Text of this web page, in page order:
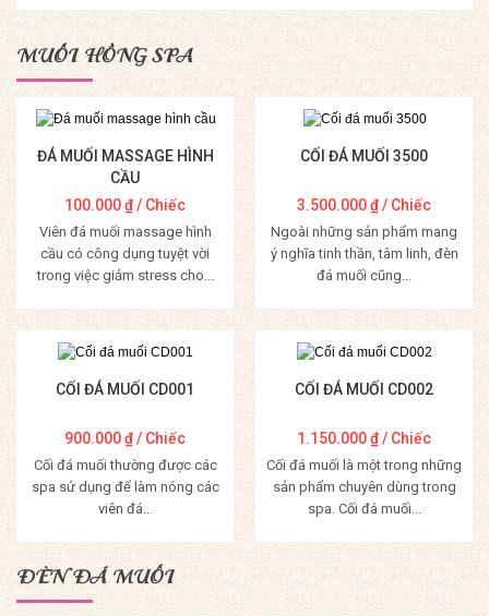
MUỐI HỒNG SPA
ĐÁ MUỐI MASSAGE HÌNH
CẦU
100.000₫/ Chiếc
Viên đá muối massage hình
cầu có công dụng tuyệt vời
trong việc giảm stress cho...
Mua Hàng
CỐI ĐÁ MUỐI 3500
3.500.000₫/ Chiếc
Ngoài những sản phẩm mang
ý nghĩa tinh thần, tâm linh, đèn
đá muối cũng...
Mua Hàng
CỐI ĐÁ MUỐI CD001
900.000₫/ Chiếc
Cối đá muối thường được các
spa sử dụng để làm nóng các
viên đá...
Mua Hàng
CỐI ĐÁ MUỐI CD002
1.150.000₫/ Chiếc
Cối đá muối là một trong những
sản phẩm chuyên dùng trong
spa. Cối đá muối...
Mua Hàng
ĐÈN ĐÁ MUỐI